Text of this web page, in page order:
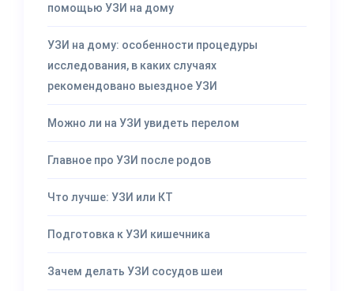
помощью УЗИ на дому
УЗИ на дому: особенности процедуры
исследования, в каких случаях
рекомендовано выездное УЗИ
Можно ли на УЗИ увидеть перелом
Главное про УЗИ после родов
Что лучше: УЗИ или КТ
Подготовка к УЗИ кишечника
Зачем делать УЗИ сосудов шеи